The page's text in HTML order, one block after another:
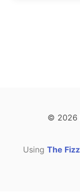
© 2026
Using The